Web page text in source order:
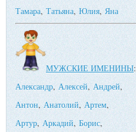
Тамара,Татьяна,Юлия,Яна
МУЖСКИЕ ИМЕНИНЫ:
Александр, Алексей,Андрей,
Антон,Анатолий,Артем,
Артур,Аркадий,Борис,